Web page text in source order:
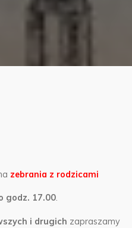
zebrania z rodzicami
godz. 17.00.
i drugich zapraszamy